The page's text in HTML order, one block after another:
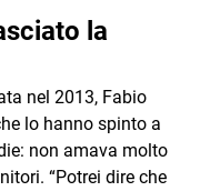
la
nel 2013, Fabio
lo hanno spinto a
non amava molto
“Potrei dire che